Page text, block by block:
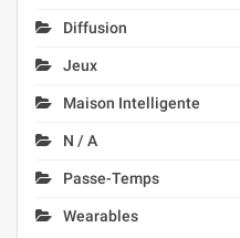
Diffusion
Jeux
Maison Intelligente
N / A
Passe-Temps
Wearables